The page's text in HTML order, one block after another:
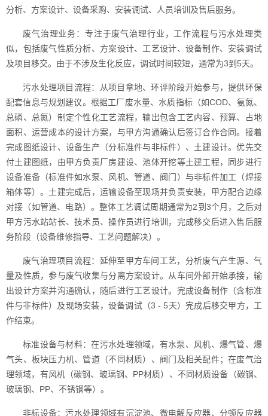
分析、方案设计、设备采购、安装调试、人员培训及售后服务。
废气治理业务：专注于废气治理行业，工作流程与污水处理类
似，包括废气性质分析、方案设计、工艺设计、设备制作、安装调试
及项目移交。由于不涉及生化反应，调试时间较短，通常为3到5天。
污水处理项目流程：从项目拿地、环评阶段开始参与，提供环保
配套信息与规划建议。根据工厂废水量、水质指标（如COD、氨氮、
总磷、总氮）制定个性化工艺流程，输出包含工艺内容、预算、占地
面积、运营成本的设计方案，与甲方沟通确认后签订合作合同。接着
完成图纸设计、设备生产（分标准件与非标件）、土建设计。优先交
付土建图纸，由甲方负责厂房建设、池体开挖等土建工程，同步进行
设备准备（标准件如水泵、风机、管道、阀门）与非标件加工（焊接
箱体等）。土建完成后，运输设备至现场并负责安装，甲方配合边缘
对接（如管道、电路）。整体工艺调试周期通常为2到3个月，之后对
甲方污水站站长、技术员、操作员进行培训，完成移交后进入售后服
务阶段（设备维修指导、工艺问题解决）。
废气治理项目流程：延伸至甲方车间工艺，分析废气产生源、气
量及性质，参与废气收集与分离方案设计。从车间外部开始承接，输
出设计方案并沟通确认，随后进行工艺设计。完成设备制作（含标准
件与非标件）及现场安装，设备调试（3 - 5天）完成后移交甲方，工
作结束。
标准设备与材料：在污水处理领域，有水泵、风机、爆气管、爆
气头、板块压力机、管道（不同材质）、阀门及相关配件；在废气治
理领域，有风机（碳钢、玻璃钢、PP材质）、不同材质设备（碳钢、
玻璃钢、PP、不锈钢等）。
非标设备：污水处理领域有沉淀池、微电解反应器、分顿反应器